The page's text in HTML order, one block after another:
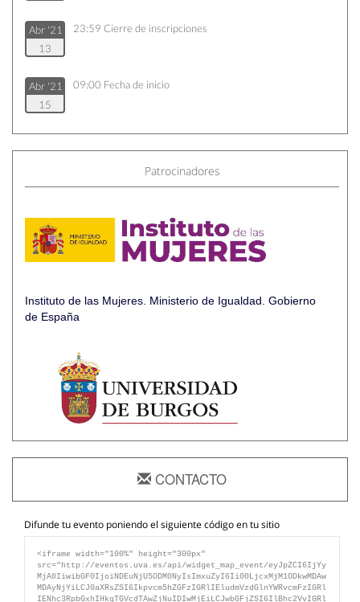
Abr '21
13
23:59 Cierre de inscripciones
Abr '21
15
09:00 Fecha de inicio
Patrocinadores
Instituto de las Mujeres. Ministerio de Igualdad. Gobierno
de España
Unidad de Igualdad de Oportunidades. Universidad de
Burgos
CONTACTO
Difunde tu evento poniendo el siguiente código en tu sitio